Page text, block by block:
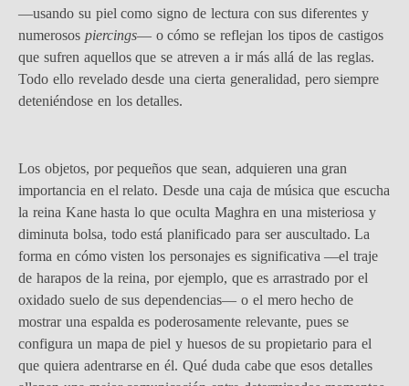
—usando su piel como signo de lectura con sus diferentes y
numerosos piercings— o cómo se reflejan los tipos de castigos
que sufren aquellos que se atreven a ir más allá de las reglas.
Todo ello revelado desde una cierta generalidad, pero siempre
deteniéndose en los detalles.
Los objetos, por pequeños que sean, adquieren una gran
importancia en el relato. Desde una caja de música que escucha
la reina Kane hasta lo que oculta Maghra en una misteriosa y
diminuta bolsa, todo está planificado para ser auscultado. La
forma en cómo visten los personajes es significativa —el traje
de harapos de la reina, por ejemplo, que es arrastrado por el
oxidado suelo de sus dependencias— o el mero hecho de
mostrar una espalda es poderosamente relevante, pues se
configura un mapa de piel y huesos de su propietario para el
que quiera adentrarse en él. Qué duda cabe que esos detalles